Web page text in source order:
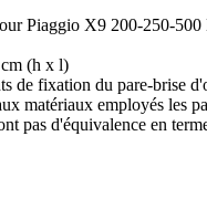
Piaggio X9 200-250-
(h x l)
de fixation du pare-brise
matériaux employés les
pas d'équivalence en